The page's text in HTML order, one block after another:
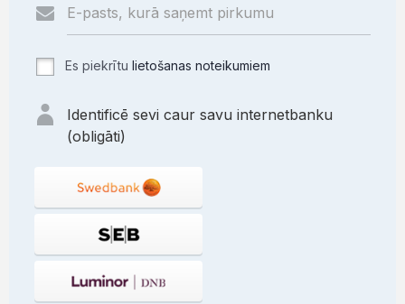
Es piekrītu lietošanas noteikumiem
Identificē sevi caur savu internetbanku
(obligāti)